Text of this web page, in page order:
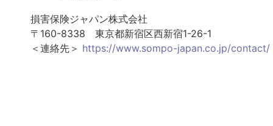
損害保険ジャパン株式会社
〒160-8338 東京都新宿区西新宿1-26-1
＜連絡先＞ https://www.sompo-japan.co.jp/contact/